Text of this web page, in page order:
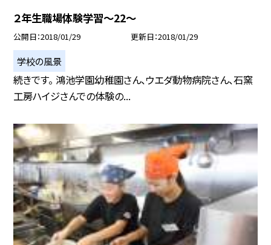
２年生職場体験学習〜22〜
公開日 2018/01/29 更新日 2018/01/29
学校の風景
続きです。 鴻池学園幼稚園さん、ウエダ動物病院さん、石窯
工房ハイジさんでの体験の...